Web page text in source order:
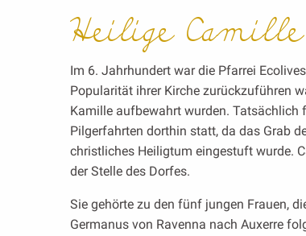
Heilige Camille
Im 6. Jahrhundert war die Pfarrei
Popularität ihrer Kirche zurückzuführen
Kamille aufbewahrt wurden.
Pilgerfahrten dorthin statt, da das Grab
christliches Heiligtum eingestuft wurde.
der Stelle des Dorfes.
Sie gehörte zu den fünf jungen Frauen,
Germanus von Ravenna nach Auxerre